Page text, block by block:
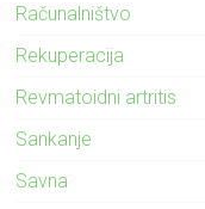
Računalništvo
Rekuperacija
Revmatoidni artritis
Sankanje
Savna